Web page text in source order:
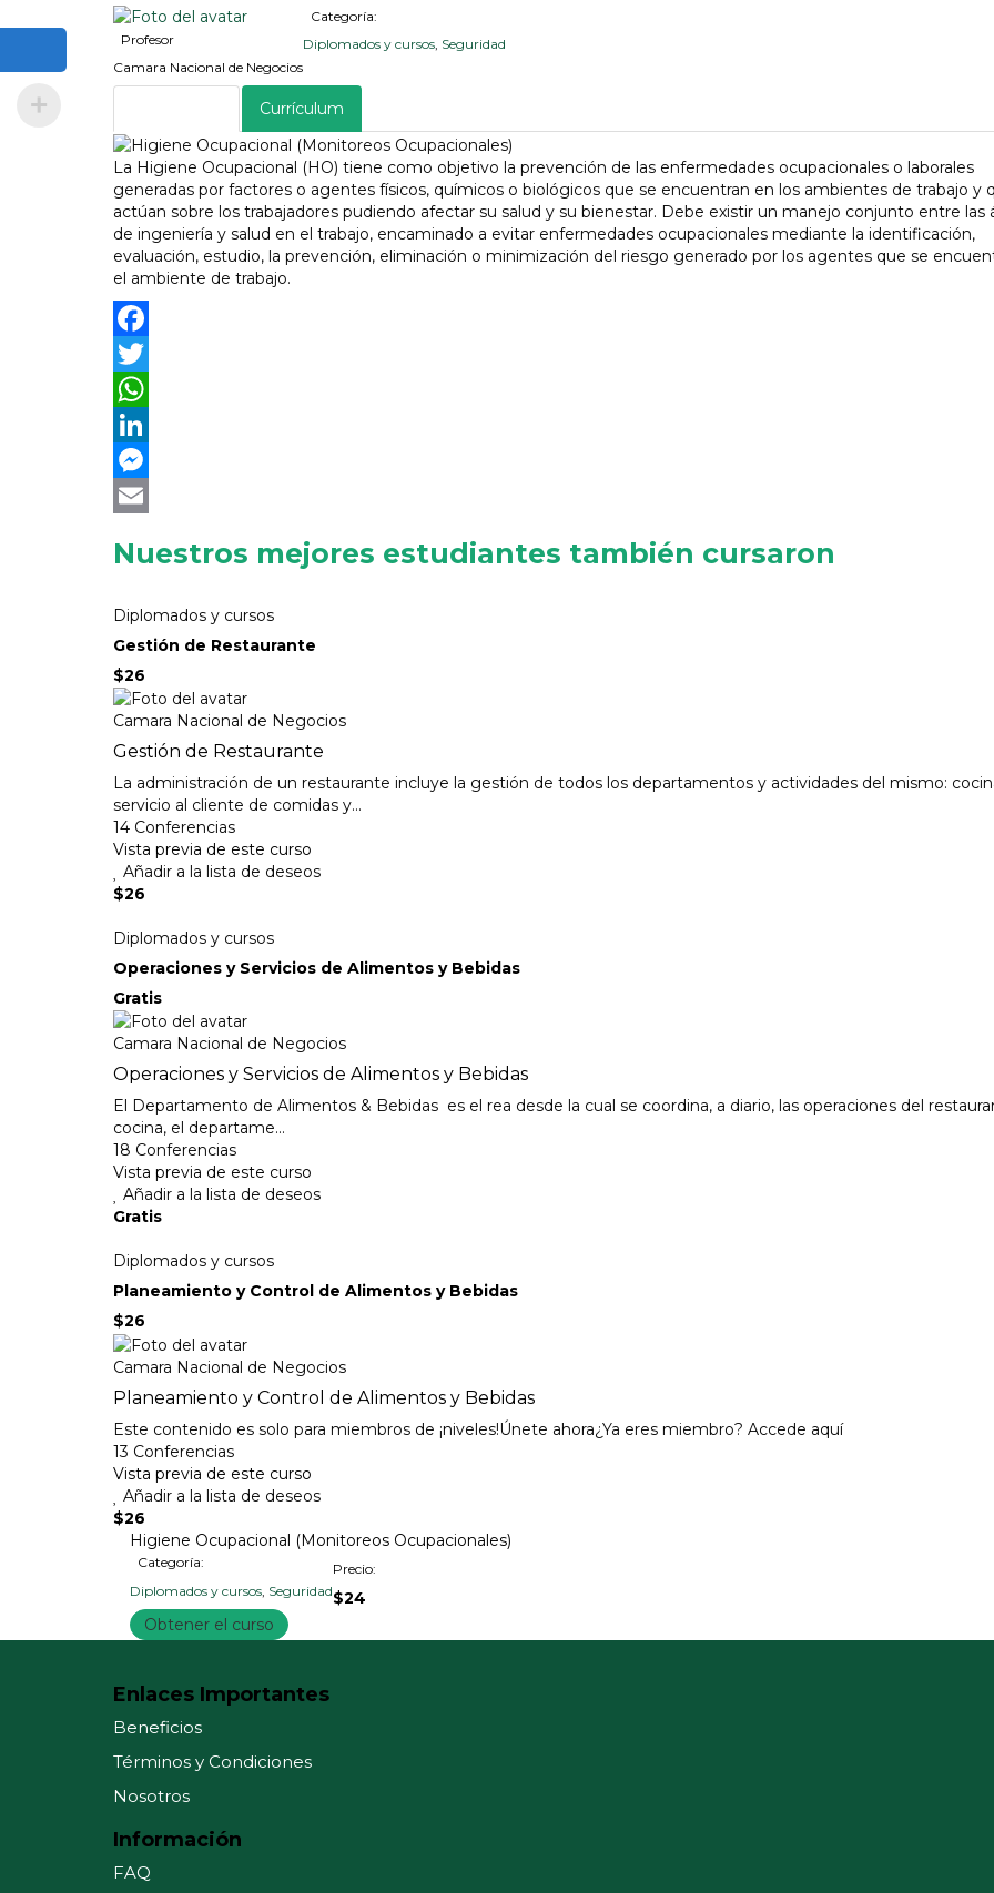
Profesor
Camara Nacional de Negocios
Categoría:
Diplomados y cursos, Seguridad
Currículum
La Higiene Ocupacional (HO) tiene como objetivo la prevención de las enfermedades ocupacionales o laborales
generadas por factores o agentes físicos, químicos o biológicos que se encuentran en los ambientes de trabajo y
actúan sobre los trabajadores pudiendo afectar su salud y su bienestar. Debe existir un manejo conjunto entre las
de ingeniería y salud en el trabajo, encaminado a evitar enfermedades ocupacionales mediante la identificación,
evaluación, estudio, la prevención, eliminación o minimización del riesgo generado por los agentes que se
el ambiente de trabajo.
Facebook
Twitter
WhatsApp
LinkedIn
Messenger
Nuestros mejores estudiantes también cursaron
Diplomados y cursos
Gestión de Restaurante
$26
Camara Nacional de Negocios
Gestión de Restaurante
La administración de un restaurante incluye la gestión de todos los departamentos y actividades del mismo:
servicio al cliente de comidas y...
14 Conferencias
Vista previa de este curso
Añadir a la lista de deseos
$26
Diplomados y cursos
Operaciones y Servicios de Alimentos y Bebidas
Gratis
Camara Nacional de Negocios
Operaciones y Servicios de Alimentos y Bebidas
El Departamento de Alimentos & Bebidas es el rea desde la cual se coordina, a diario, las operaciones del
cocina, el departame...
18 Conferencias
Vista previa de este curso
Añadir a la lista de deseos
Gratis
Diplomados y cursos
Planeamiento y Control de Alimentos y Bebidas
$26
Camara Nacional de Negocios
Planeamiento y Control de Alimentos y Bebidas
Este contenido es solo para miembros de ¡niveles!Únete ahora¿Ya eres miembro? Accede aquí
13 Conferencias
Vista previa de este curso
Añadir a la lista de deseos
$26
Higiene Ocupacional (Monitoreos Ocupacionales)
Categoría:
Diplomados y cursos Seguridad
Precio:
$24
Obtener el curso
Enlaces Importantes
Beneficios
Términos y Condiciones
Nosotros
Información
FAQ